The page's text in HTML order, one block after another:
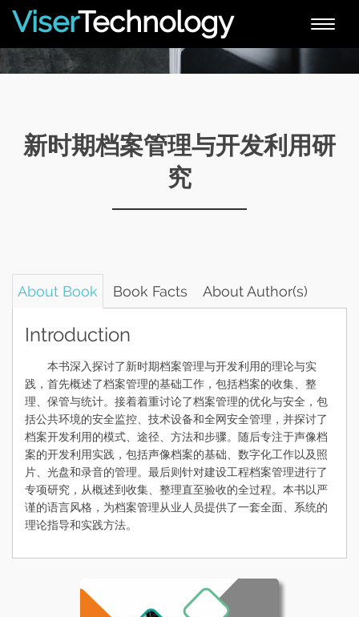
Toggle
ViserTechnology
新时期档案管理与开发利用研
究
About Book Book Facts About Author(s)
Introduction
本书深入探讨了新时期档案管理与开发利用的理论与实
践，首先概述了档案管理的基础工作，包括档案的收集、整
理、保管与统计。接着着重讨论了档案管理的优化与安全，包
括公共环境的安全监控、技术设备和全网安全管理，并探讨了
档案开发利用的模式、途径、方法和步骤。随后专注于声像档
案的开发利用实践，包括声像档案的基础、数字化工作以及照
片、光盘和录音的管理。最后则针对建设工程档案管理进行了
专项研究，从概述到收集、整理直至验收的全过程。本书以严
谨的语言风格，为档案管理从业人员提供了一套全面、系统的
理论指导和实践方法。